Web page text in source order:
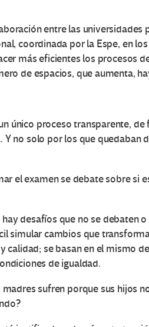
entre las universidades
coordinada por la Espe, en
más eficientes los procesos
de espacios, que aumenta,
único proceso transparente,
no solo por los que quedaban
el examen se debate sobre si
desafíos que no se debaten
simular cambios que
calidad; se basan en el mismo
de igualdad.
sufren porque sus hijos